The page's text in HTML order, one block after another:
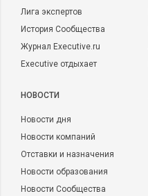
Лига экспертов
История Сообщества
Журнал Executive.ru
Executive отдыхает
НОВОСТИ
Новости дня
Новости компаний
Отставки и назначения
Новости образования
Новости Сообщества